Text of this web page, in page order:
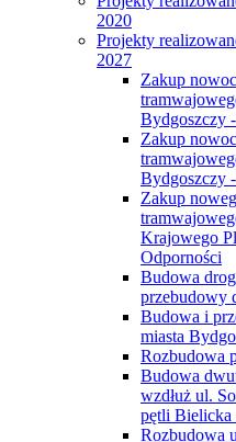
2020
Projekty
2027
Zakup
Bydgoszczy
Zakup
Bydgoszczy
Zakup
Krajowego
Odporności
Budowa
przebudowy
Budowa i
miasta
Rozbudowa
Budowa
wzdłuż ul.
pętli Bielicka
Rozbudowa